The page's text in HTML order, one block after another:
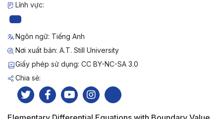
Lĩnh vực:
Ngôn ngữ: Tiếng Anh
Nơi xuất bản: A.T. Still University
Giấy phép sử dụng: CC BY-NC-SA 3.0
Chia sẻ: